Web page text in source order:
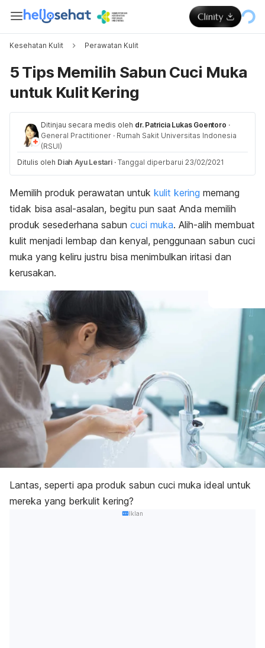
Kesehatan Kulit Perawatan Kulit
5 Tips Memilih Sabun Cuci Muka
untuk Kulit Kering
Ditinjau secara medis oleh dr. Patricia Lukas Goentoro ·
General Practitioner · Rumah Sakit Universitas Indonesia
(RSUI)
Ditulis oleh Diah Ayu Lestari · Tanggal diperbarui 23/02/2021
Memilih produk perawatan untuk kulit kering memang
tidak bisa asal-asalan, begitu pun saat Anda memilih
produk sesederhana sabun cuci muka. Alih-alih membuat
kulit menjadi lembap dan kenyal, penggunaan sabun cuci
muka yang keliru justru bisa menimbulkan iritasi dan
kerusakan.
Lantas, seperti apa produk sabun cuci muka ideal untuk
mereka yang berkulit kering?
Iklan